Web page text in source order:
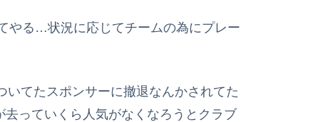
やる…状況に応じてチームの為にプレー
てたスポンサーに撤退なんかされてた
っていくら人気がなくなろうとクラブ